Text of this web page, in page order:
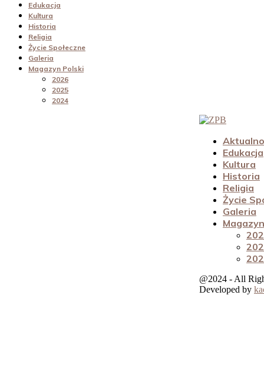
Edukacja
Kultura
Historia
Religia
Życie Społeczne
Galeria
Magazyn Polski
2026
2025
2024
Edukacja
Kultura
Historia
Religia
Życie
Galeria
@2024 - All
Developed by